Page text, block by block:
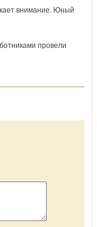
внимание. Юный
провели